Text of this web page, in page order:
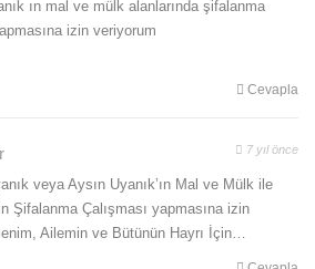
ın mal ve mülk alanlarında şifalanma
izin veriyorum
Cevapla
7 yıl önce
veya Aysın Uyanık’ın Mal ve Mülk ile
Şifalanma Çalışması yapmasına izin
Ailemin ve Bütünün Hayrı İçin…